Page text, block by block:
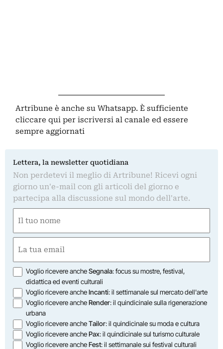
Artribune è anche su Whatsapp. È sufficiente
cliccare qui per iscriversi al canale ed essere
sempre aggiornati
Lettera, la newsletter quotidiana
Non perdetevi il meglio di Artribune! Ricevi ogni
giorno un'e-mail con gli articoli del giorno e
partecipa alla discussione sul mondo dell'arte.
(Required)
First
(Required)
Opzioni
Voglio ricevere ancheSegnala: focus su mostre, festival,
didattica ed eventi culturali
Voglio ricevere ancheIncanti: il settimanale sul mercato dell'arte
Voglio ricevere ancheRender: il quindicinale sulla rigenerazione
urbana
Voglio ricevere ancheTailor: il quindicinale su moda e cultura
Voglio ricevere anchePax: il quindicinale sul turismo culturale
Voglio ricevere ancheFest: il settimanale sui festival culturali